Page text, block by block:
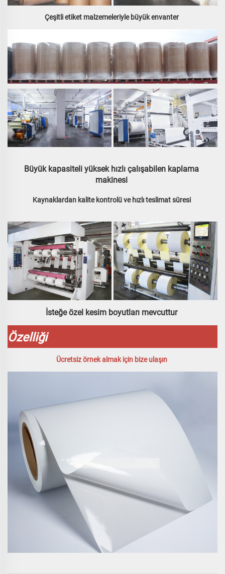
Çeşitli etiket malzemeleriyle büyük envanter
Büyük kapasiteli yüksek hızlı çalışabilen kaplama
makinesi
Kaynaklardan kalite kontrolü ve hızlı teslimat süresi
İsteğe özel kesim boyutları mevcuttur
Özelliği
Ücretsiz örnek almak için bize ulaşın